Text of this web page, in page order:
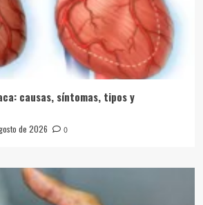
causas, síntomas, tipos y
de 2026 0